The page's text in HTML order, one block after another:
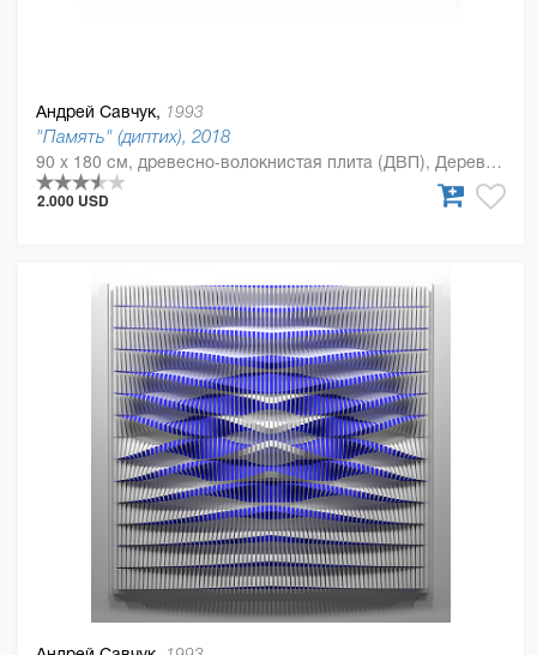
Андрей Савчук, 1993
"Память" (диптих), 2018
90 x 180 см, древесно-волокнистая плита (ДВП), Дерево, полиуретан
2.000 USD